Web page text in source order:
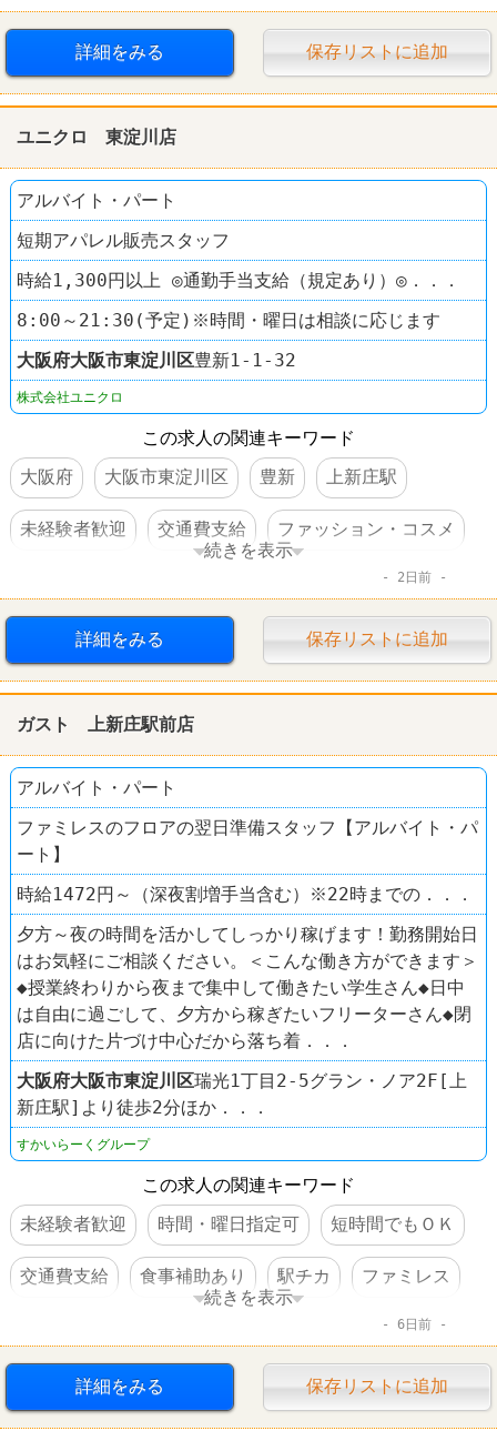
高校生OK 交通費支給 社員登用あり 駅チカ
スシロー
詳細をみる 保存リストに追加
ユニクロ 東淀川店
アルバイト・パート
短期アパレル販売スタッフ
時給1,300円以上 ◎通勤手当支給（規定あり）◎．．．
8:00～21:30(予定)※時間・曜日は相談に応じます
大阪府大阪市東淀川区豊新1-1-32
株式会社ユニクロ
この求人の関連キーワード
大阪府
大阪市東淀川区 豊新 上新庄駅
未経験者歓迎 交通費支給 ファッション・コスメ
続きを表示
2日前
詳細をみる 保存リストに追加
ガスト 上新庄駅前店
アルバイト・パート
ファミレスのフロアの翌日準備スタッフ【アルバイト・パ
ート】
時給1472円～（深夜割増手当含む）※22時までの．．．
夕方～夜の時間を活かしてしっかり稼げます！勤務開始日
はお気軽にご相談ください。＜こんな働き方ができます＞
◆授業終わりから夜まで集中して働きたい学生さん◆日中
は自由に過ごして、夕方から稼ぎたいフリーターさん◆閉
店に向けた片づけ中心だから落ち着．．．
大阪府大阪市東淀川区瑞光1丁目2-5グラン・ノア2F[上
新庄駅]より徒歩2分ほか．．．
すかいらーくグループ
この求人の関連キーワード
未経験者歓迎
時間・曜日指定可 短時間でもＯＫ
交通費支給 食事補助あり 駅チカ ファミレス
続きを表示
6日前
詳細をみる 保存リストに追加